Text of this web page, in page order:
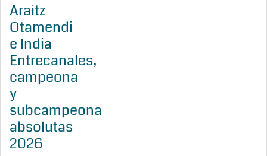
Araitz
Otamendi
e India
Entrecanales,
campeona
y
subcampeona
absolutas
2026